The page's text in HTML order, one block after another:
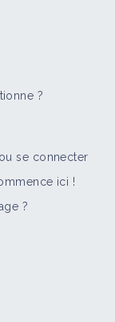
Adventices
?
se connecter
ici !
?